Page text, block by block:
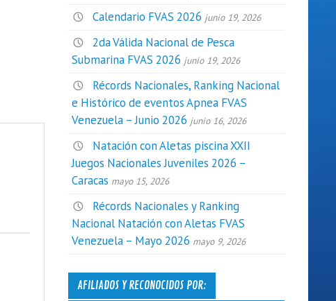
Calendario FVAS 2026 junio 19, 2026
2da Válida Nacional de Pesca
Submarina FVAS 2026 junio 19, 2026
Récords Nacionales, Ranking Nacional
e Histórico de eventos Apnea FVAS
Venezuela – Junio 2026 junio 16, 2026
Natación con Aletas piscina XXII
Juegos Nacionales Juveniles 2026 –
Caracas mayo 15, 2026
Récords Nacionales y Ranking
Nacional Natación con Aletas FVAS
Venezuela – Mayo 2026 mayo 9, 2026
AFILIADOS Y RECONOCIDOS POR: